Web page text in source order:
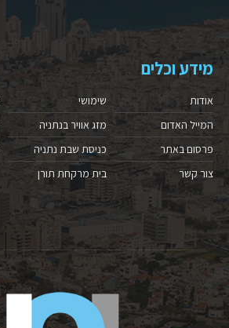
מידע וכלים
אודות
המייל האדום
פרסום באתר
צור קשר
שימושי
מזג אוויר בנתניה
כניסת שבת נתניה
בית מרקחת תורן